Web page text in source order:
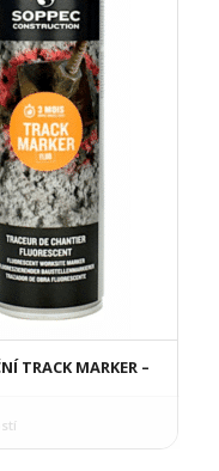
TRACK MARKER –